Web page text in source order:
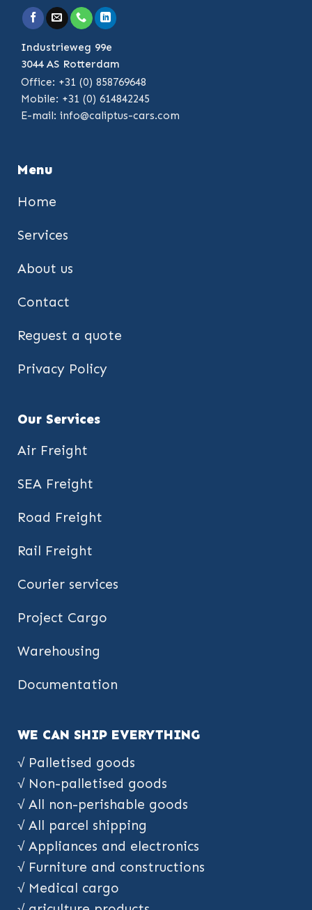
Industrieweg 99e
3044 AS Rotterdam
Office: +31 (0) 858769648
Mobile: +31 (0) 614842245
E-mail: info@caliptus-cars.com
Menu
Home
Services
About us
Contact
Reguest a quote
Privacy Policy
Our Services
Air Freight
SEA Freight
Road Freight
Rail Freight
Courier services
Project Cargo
Warehousing
Documentation
WE CAN SHIP EVERYTHING
√ Palletised goods
√ Non-palletised goods
√ All non-perishable goods
√ All parcel shipping
√ Appliances and electronics
√ Furniture and constructions
√ Medical cargo